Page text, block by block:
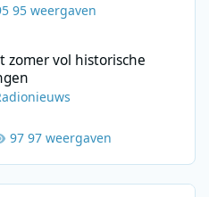
95 weergaven
zomer vol historische
97 weergaven